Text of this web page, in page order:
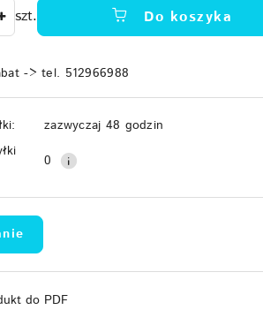
szt. Do koszyka
-> tel. 512966988
zazwyczaj 48 godzin
0
do PDF